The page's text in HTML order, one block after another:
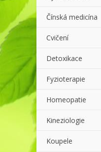
Čínská medicína
Cvičení
Detoxikace
Fyzioterapie
Homeopatie
Kineziologie
Koupele